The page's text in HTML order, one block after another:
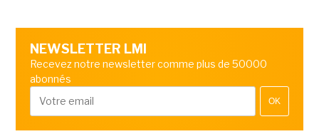
NEWSLETTER LMI
Recevez notre newsletter comme plus de 50000
abonnés
OK